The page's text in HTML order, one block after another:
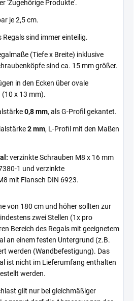
'Zugehörige Produkte'.
je 2,5 cm.
Regals sind immer einteilig.
(Tiefe x Breite) inklusive
sind ca. 15 mm größer.
in den Ecken über ovale
x 13 mm).
0,8 mm, als G-Profil gekantet.
2 mm, L-Profil mit den Maßen
verzinkte Schrauben M8 x 16 mm
1 und verzinkte
mit Flansch DIN 6923.
von 180 cm und höher sollten zur
zwei Stellen (1x pro
Bereich des Regals mit geeignetem
an einem festen Untergrund (z.B.
werden (Wandbefestigung). Das
ist nicht im Lieferumfang enthalten
werden.
gilt nur bei gleichmäßiger